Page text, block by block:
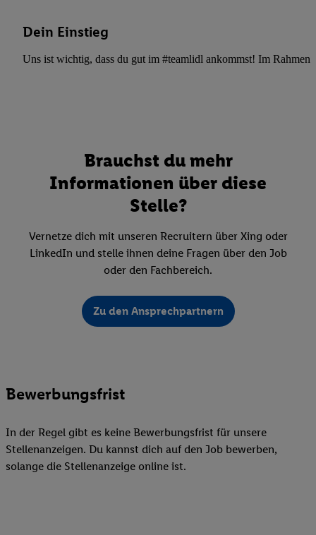
Dein Einstieg
Uns ist wichtig, dass du gut im #teamlidl ankommst! Im Rahmen
Brauchst du mehr
Informationen über diese
Stelle?
Vernetze dich mit unseren Recruitern über Xing oder
LinkedIn und stelle ihnen deine Fragen über den Job
oder den Fachbereich.
Zu den Ansprechpartnern
Bewerbungsfrist
In der Regel gibt es keine Bewerbungsfrist für unsere
Stellenanzeigen. Du kannst dich auf den Job bewerben,
solange die Stellenanzeige online ist.